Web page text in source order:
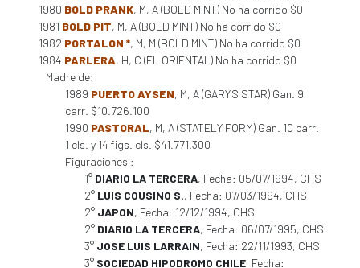
1980 BOLD PRANK, M, A (BOLD MINT) No ha corrido $0
1981 BOLD PIT, M, A (BOLD MINT) No ha corrido $0
1982 PORTALON *, M, M (BOLD MINT) No ha corrido $0
1984 PARLERA, H, C (EL ORIENTAL) No ha corrido $0
Madre de:
1989 PUERTO AYSEN, M, A (GARY'S STAR) Gan. 9
carr. $10.726.100
1990 PASTORAL, M, A (STATELY FORM) Gan. 10 carr.
1 cls. y 14 figs. cls. $41.771.300
Figuraciones :
1° DIARIO LA TERCERA, Fecha: 05/07/1994, CHS
2° LUIS COUSINO S., Fecha: 07/03/1994, CHS
2° JAPON, Fecha: 12/12/1994, CHS
2° DIARIO LA TERCERA, Fecha: 06/07/1995, CHS
3° JOSE LUIS LARRAIN, Fecha: 22/11/1993, CHS
3° SOCIEDAD HIPODROMO CHILE, Fecha: